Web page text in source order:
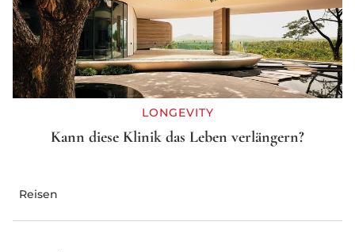
LONGEVITY
Kann diese Klinik das Leben verlängern?
Reisen